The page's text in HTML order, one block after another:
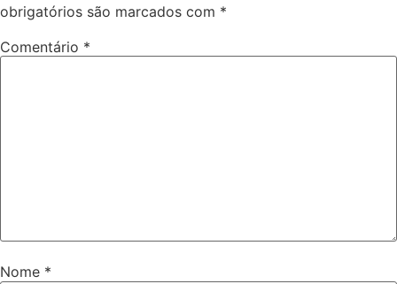
obrigatórios são marcados com *
Comentário *
Nome *